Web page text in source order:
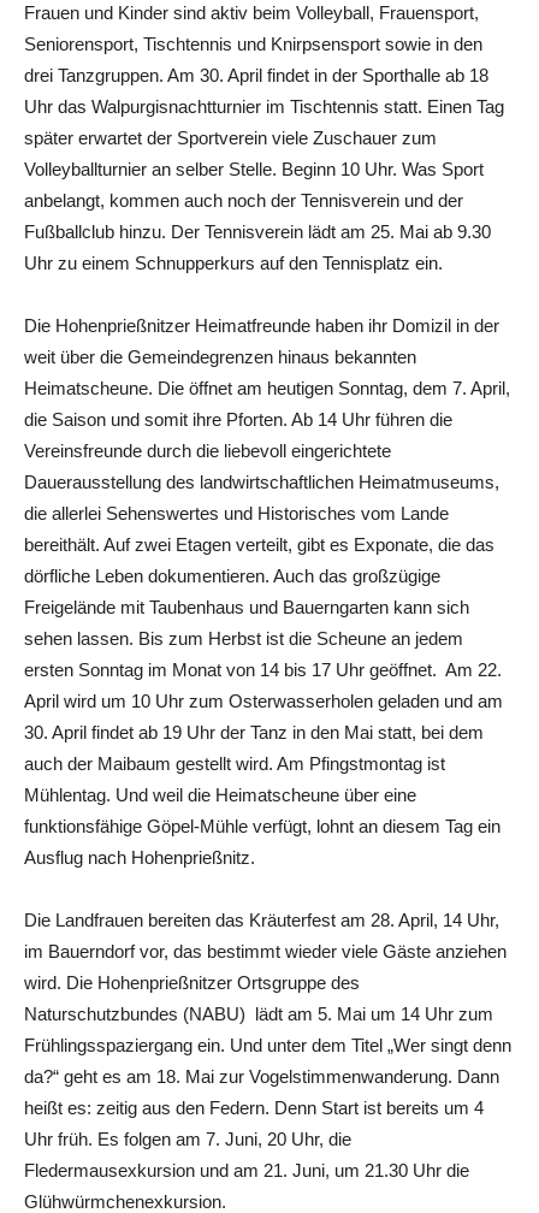
Frauen und Kinder sind aktiv beim Volleyball, Frauensport,
Seniorensport, Tischtennis und Knirpsensport sowie in den
drei Tanzgruppen. Am 30. April findet in der Sporthalle ab 18
Uhr das Walpurgisnachtturnier im Tischtennis statt. Einen Tag
später erwartet der Sportverein viele Zuschauer zum
Volleyballturnier an selber Stelle. Beginn 10 Uhr. Was Sport
anbelangt, kommen auch noch der Tennisverein und der
Fußballclub hinzu. Der Tennisverein lädt am 25. Mai ab 9.30
Uhr zu einem Schnupperkurs auf den Tennisplatz ein.
Die Hohenprießnitzer Heimatfreunde haben ihr Domizil in der
weit über die Gemeindegrenzen hinaus bekannten
Heimatscheune. Die öffnet am heutigen Sonntag, dem 7. April,
die Saison und somit ihre Pforten. Ab 14 Uhr führen die
Vereinsfreunde durch die liebevoll eingerichtete
Dauerausstellung des landwirtschaftlichen Heimatmuseums,
die allerlei Sehenswertes und Historisches vom Lande
bereithält. Auf zwei Etagen verteilt, gibt es Exponate, die das
dörfliche Leben dokumentieren. Auch das großzügige
Freigelände mit Taubenhaus und Bauerngarten kann sich
sehen lassen. Bis zum Herbst ist die Scheune an jedem
ersten Sonntag im Monat von 14 bis 17 Uhr geöffnet. Am 22.
April wird um 10 Uhr zum Osterwasserholen geladen und am
30. April findet ab 19 Uhr der Tanz in den Mai statt, bei dem
auch der Maibaum gestellt wird. Am Pfingstmontag ist
Mühlentag. Und weil die Heimatscheune über eine
funktionsfähige Göpel-Mühle verfügt, lohnt an diesem Tag ein
Ausflug nach Hohenprießnitz.
Die Landfrauen bereiten das Kräuterfest am 28. April, 14 Uhr,
im Bauerndorf vor, das bestimmt wieder viele Gäste anziehen
wird. Die Hohenprießnitzer Ortsgruppe des
Naturschutzbundes (NABU) lädt am 5. Mai um 14 Uhr zum
Frühlingsspaziergang ein. Und unter dem Titel „Wer singt denn
da?“ geht es am 18. Mai zur Vogelstimmenwanderung. Dann
heißt es: zeitig aus den Federn. Denn Start ist bereits um 4
Uhr früh. Es folgen am 7. Juni, 20 Uhr, die
Fledermausexkursion und am 21. Juni, um 21.30 Uhr die
Glühwürmchenexkursion.